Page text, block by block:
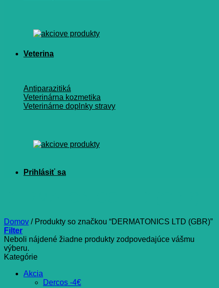
Veterina
Antiparazitiká
Veterinárna kozmetika
Veterinárne doplnky stravy
Domov /Produkty so značkou “DERMATONICS LTD (GBR)”
Filter
Neboli nájdené žiadne produkty zodpovedajúce vášmu
výberu.
Kategórie
Akcia
Dercos -4€